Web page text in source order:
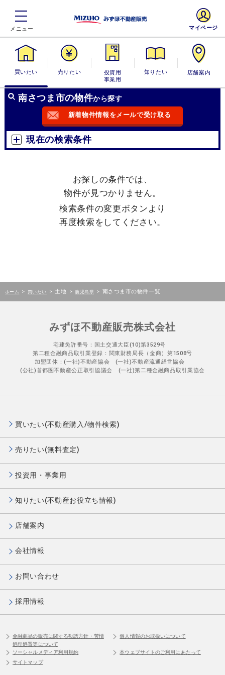
買いたい 売りたい
投資用・事業
用
知りたい 店舗案内
マイページ
南さつま市の物件から探す
新着物件情報をメールで受け取る
現在の検索条件
お探しの条件では、
物件が見つかりません。
検索条件の変更ボタンより
再度検索をしてください。
ホーム > 買いたい > 土地 > 鹿児島県 > 南さつま市の物件一覧
みずほ不動産販売株式会社
宅建免許番号：国土交通大臣(10)第3529号
第二種金融商品取引業登録：関東財務局長（金商）第1508号
加盟団体：(一社)不動産協会 (一社)不動産流通経営協会
(公社)首都圏不動産公正取引協議会 (一社)第二種金融商品取引業協会
買いたい(不動産購入/物件検索)
売りたい(無料査定)
投資用・事業用
知りたい(不動産お役立ち情報)
店舗案内
会社情報
お問い合わせ
採用情報
金融商品の販売に関する勧誘方針・苦情
処理処置等について
個人情報のお取扱いについて
ソーシャルメディア利用規約
本ウェブサイトのご利用にあたって
サイトマップ